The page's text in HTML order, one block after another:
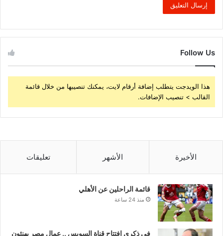
Follow Us
هذا الويدجت يتطلب إضافة أرقام لايت، يمكنك تنصيبها من خلال قائمة
القالب > تنصيب الإضافات.
الأخيرة الأشهر تعليقات
قائمة الراحلين عن الأهلي
منذ 24 ساعة
فى ذكرى افتتاح قناة السويس .. عمال مصر يهنئون